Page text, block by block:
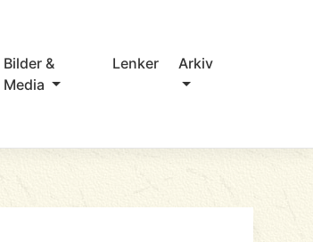
Bilder &
Media
Lenker Arkiv